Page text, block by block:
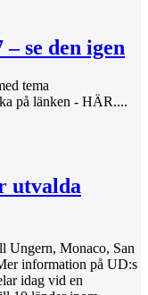
se den igen
tema
på länken - HÄR....
utvalda
Ungern, Monaco, San
information på UD:s
idag vid en